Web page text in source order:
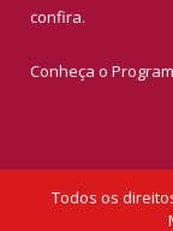
confira.
Conheça o
Todos os